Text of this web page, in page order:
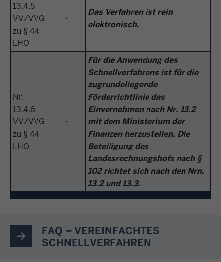
13.4.5
VV/VVG
zu § 44
LHO
-
Das Verfahren ist rein
elektronisch.
Nr.
13.4.6
VV/VVG
zu § 44
LHO
-
Für die Anwendung des
Schnellverfahrens ist für die
zugrundeliegende
Förderrichtlinie das
Einvernehmen nach Nr. 13.2
mit dem Ministerium der
Finanzen herzustellen. Die
Beteiligung des
Landesrechnungshofs nach §
102 richtet sich nach den Nrn.
13.2 und 13.3.
FAQ – VEREINFACHTES
SCHNELLVERFAHREN